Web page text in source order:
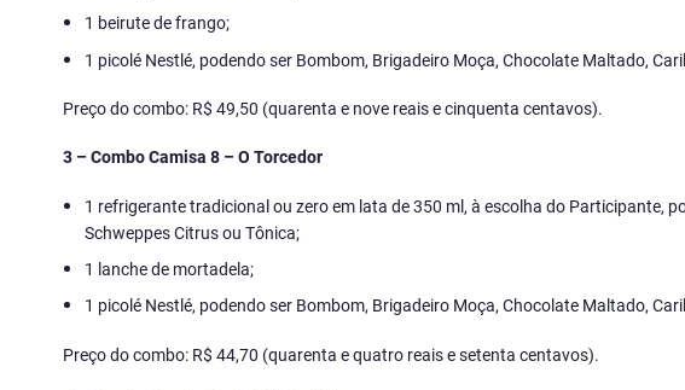
1 beirute de frango;
1 picolé Nestlé, podendo ser Bombom, Brigadeiro Moça, Chocolate Maltado,
Preço do combo: R$ 49,50 (quarenta e nove reais e cinquenta centavos).
3 – Combo Camisa 8 – O Torcedor
1 refrigerante tradicional ou zero em lata de 350 ml, à escolha do Participante,
Schweppes Citrus ou Tônica;
1 lanche de mortadela;
1 picolé Nestlé, podendo ser Bombom, Brigadeiro Moça, Chocolate Maltado,
Preço do combo: R$ 44,70 (quarenta e quatro reais e setenta centavos).